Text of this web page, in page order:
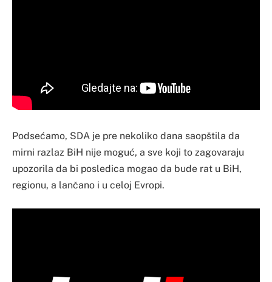
Podsećamo, SDA je pre nekoliko dana saopštila da
mirni razlaz BiH nije moguć, a sve koji to zagovaraju
upozorila da bi posledica mogao da bude rat u BiH,
regionu, a lančano i u celoj Evropi.